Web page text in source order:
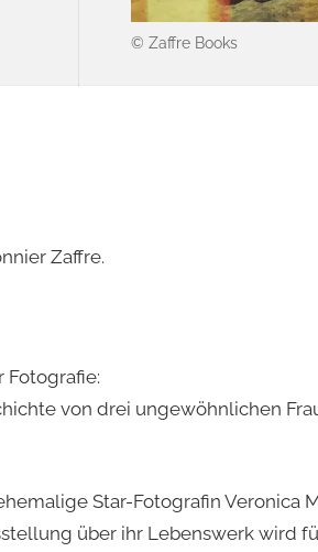
© Zaffre Books
Zaffre.
Fotografie:
von drei ungewöhnlichen
Star-Fotografin Veronica
über ihr Lebenswerk wird